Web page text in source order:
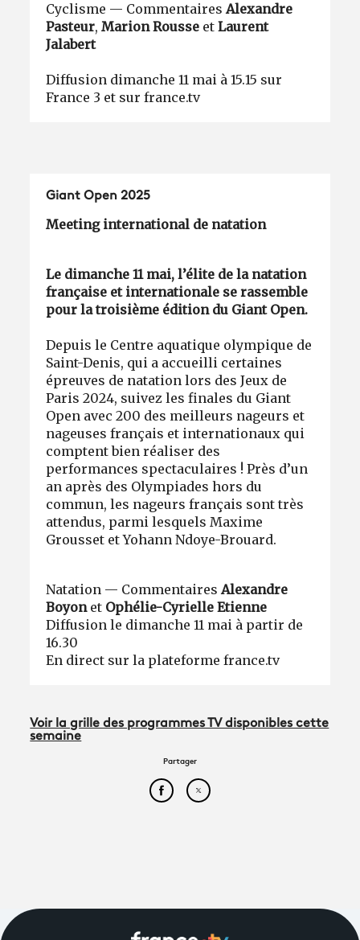
Cyclisme — CommentairesAlexandre
Pasteur, Marion Rousse etLaurent
Jalabert
Diffusion dimanche 11 mai à 15.15 sur
France 3 et sur france.tv
Giant Open 2025
Meeting international de natation
Le dimanche 11 mai, l’élite de la natation
française et internationale se rassemble
pour la troisième édition du Giant Open.
Depuis le Centre aquatique olympique de
Saint-Denis, qui a accueilli certaines
épreuves de natation lors des Jeux de
Paris 2024, suivez les finales du Giant
Open avec 200 des meilleurs nageurs et
nageuses français et internationaux qui
comptent bien réaliser des
performances spectaculaires ! Près d’un
an après des Olympiades hors du
commun, les nageurs français sont très
attendus, parmi lesquels Maxime
Grousset et Yohann Ndoye-Brouard.
Natation — CommentairesAlexandre
Boyon et Ophélie-Cyrielle Etienne
Diffusion le dimanche 11 mai à partir de
16.30
En direct sur la plateforme france.tv
Voir la grille des programmes TV disponibles cette
semaine
Partager
Partager cet article sur
Partager cet article sur